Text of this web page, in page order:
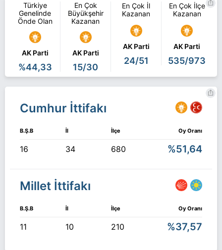
Türkiye
Genelinde
Önde Olan
AK Parti
%44,33
En Çok
Büyükşehir
Kazanan
AK Parti
15/30
En Çok İl
Kazanan
AK Parti
24/51
En Çok İlçe
Kazanan
AK Parti
535/973
Cumhur İttifakı
B.Ş.B İl İlçe Oy Oranı
16 34 680 %51,64
Millet İttifakı
B.Ş.B İl İlçe Oy Oranı
11 10 210 %37,57